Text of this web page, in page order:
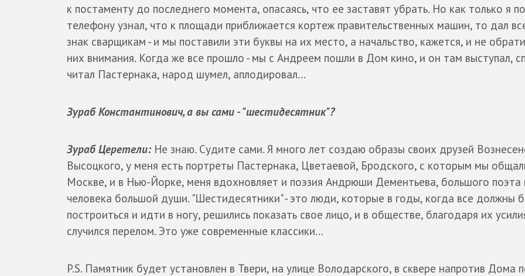
к постаменту до последнего момента, опасаясь, что ее заставят убрать. Но как только я по
телефону узнал, что к площади приближается кортеж правительственных машин, то дал
знак сварщикам - и мы поставили эти буквы на их место, а начальство, кажется, и не
них внимания. Когда же все прошло - мы с Андреем пошли в Дом кино, и он там выступал,
читал Пастернака, народ шумел, аплодировал...
Зураб Константинович, а вы сами - "шестидесятник"?
Зураб Церетели: Не знаю. Судите сами. Я много лет создаю образы своих друзей
Высоцкого, у меня есть портреты Пастернака, Цветаевой, Бродского, с которым мы
Москве, и в Нью-Йорке, меня вдохновляет и поэзия Андрюши Дементьева, большого поэта
человека большой души. "Шестидесятники" - это люди, которые в годы, когда все должны
построиться и идти в ногу, решились показать свое лицо, и в обществе, благодаря их
случился перелом. Это уже современные классики...
P.S. Памятник будет установлен в Твери, на улице Володарского, в сквере напротив Дома